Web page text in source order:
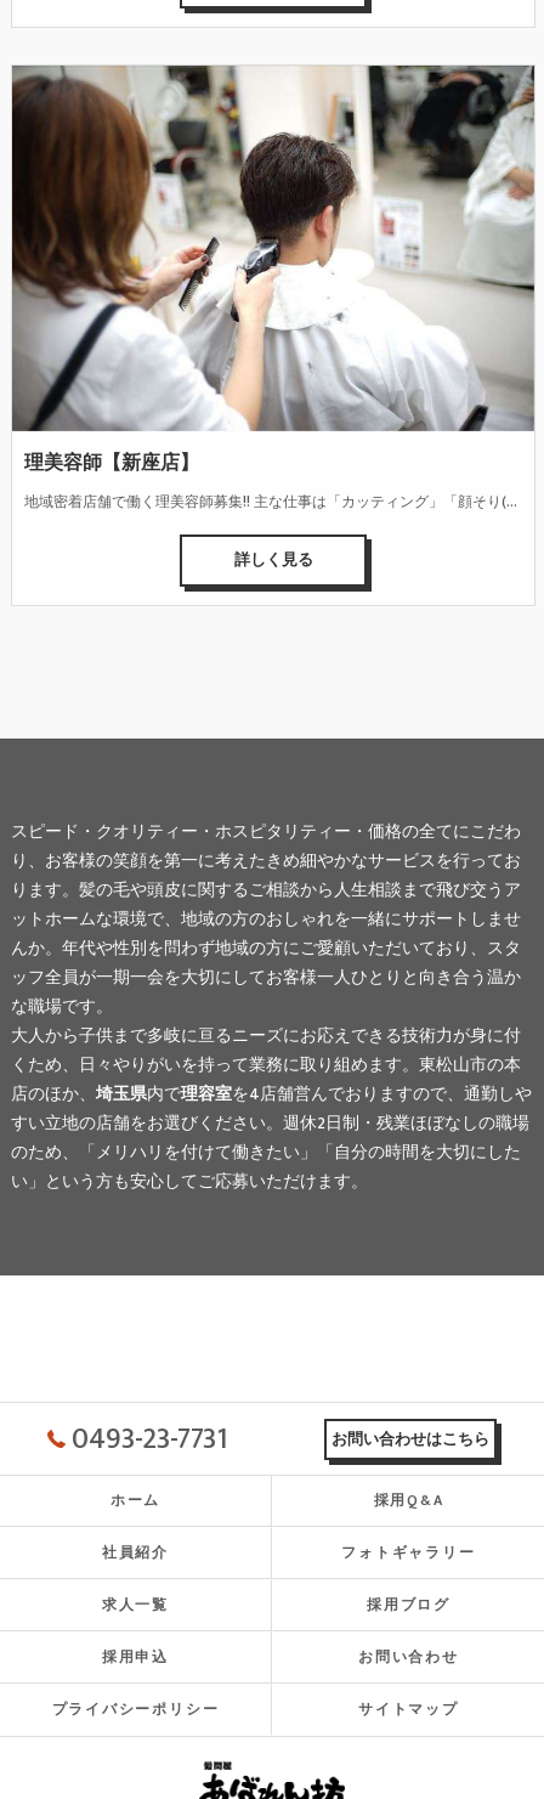
理美容師【新座店】
地域密着店舗で働く理美容師募集!! 主な仕事は「カッティング」「顔そり(シェービング)」「シャンプー」「整髪(スタイリング)」です。 お客様の性別・年代・ニーズの多様化に合わせて、デザイン性の高い髪型を仕上げる技術とセンス、接客・カウンセリング能力が身に付きます。また、頭皮・毛髪・肌の健康管理へのアドバイスなども行っています。
詳しく見る
スピード・クオリティー・ホスピタリティー・価格の全てにこだわ
り、お客様の笑顔を第一に考えたきめ細やかなサービスを行ってお
ります。髪の毛や頭皮に関するご相談から人生相談まで飛び交うア
ットホームな環境で、地域の方のおしゃれを一緒にサポートしませ
んか。年代や性別を問わず地域の方にご愛顧いただいており、スタ
ッフ全員が一期一会を大切にしてお客様一人ひとりと向き合う温か
な職場です。
大人から子供まで多岐に亘るニーズにお応えできる技術力が身に付
くため、日々やりがいを持って業務に取り組めます。東松山市の本
店のほか、 埼玉県内で理容室を4店舗営んでおりますので、通勤しや
すい立地の店舗をお選びください。週休2日制・残業ほぼなしの職場
のため、「メリハリを付けて働きたい」「自分の時間を大切にした
い」という方も安心してご応募いただけます。
0493-23-7731 お問い合わせはこちら
ホーム 採用Q&A
社員紹介 フォトギャラリー
求人一覧 採用ブログ
採用申込 お問い合わせ
プライバシーポリシー サイトマップ